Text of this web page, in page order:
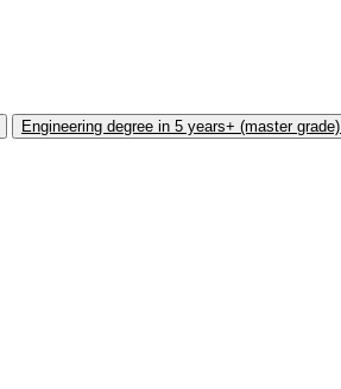
Engineering degree in 5 years+ (master grade)